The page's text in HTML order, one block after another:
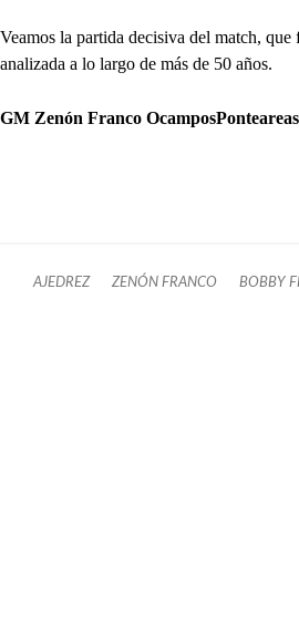
Veamos la partida decisiva del match, que
analizada a lo largo de más de 50 años.
GM Zenón Franco
AJEDREZ ZENÓN FRANCO BOBBY